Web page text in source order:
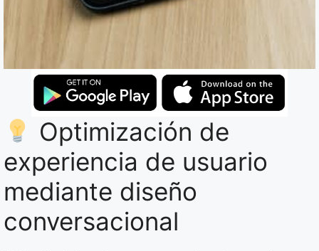
Optimización de
experiencia de usuario
mediante diseño
conversacional